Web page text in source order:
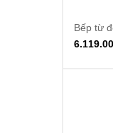
Bếp từ